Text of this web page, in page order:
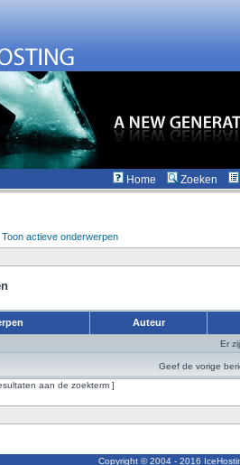
Home Zoeken
Toon actieve onderwerpen
Auteur
Er
Geef de vorige
aan de zoekterm ]
Copyright © 2004 - 2016